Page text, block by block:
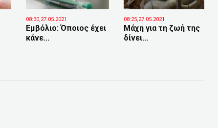
08:30,27.05.2021
Eμβόλιο: Όποιος έχει
κάνε...
08:25,27.05.2021
Μάχη για τη ζωή της
δίνει...